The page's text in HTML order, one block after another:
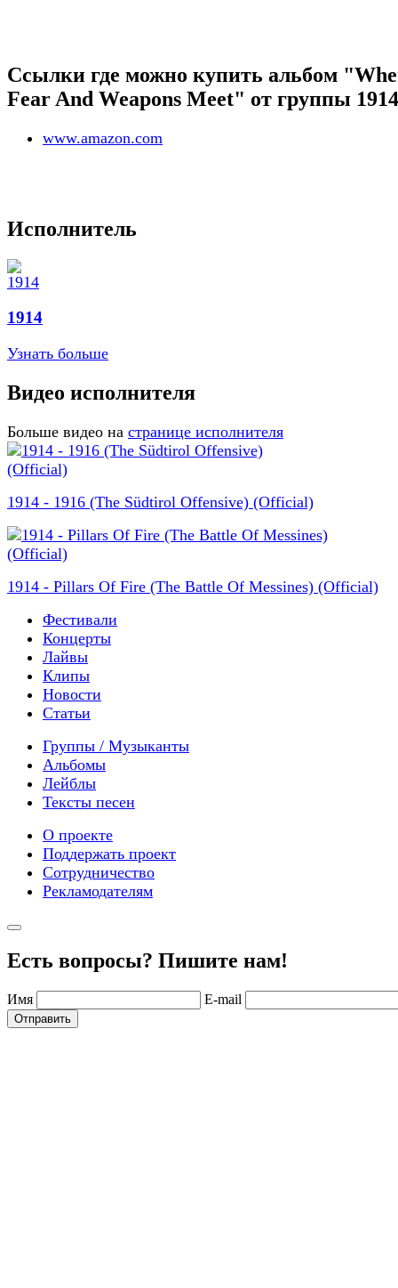
Ссылки где можно купить альбом
Fear And Weapons Meet" от группы 1914
www.amazon.com
Исполнитель
1914
Узнать больше
Видео исполнителя
Больше видео на странице исполнителя
1914 - 1916 (The Südtirol Offensive) (Official)
1914 - Pillars Of Fire (The Battle Of Messines) (Official)
Фестивали
Концерты
Лайвы
Клипы
Новости
Статьи
Группы / Музыканты
Альбомы
Лейблы
Тексты песен
О проекте
Поддержать проект
Сотрудничество
Рекламодателям
Есть вопросы? Пишите нам!
Имя E-mail